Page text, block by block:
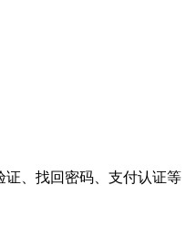
证、找回密码、支付认证等